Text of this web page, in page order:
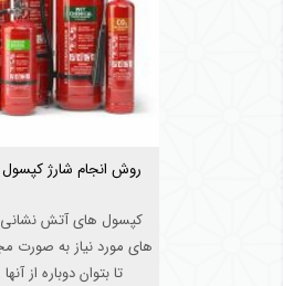
روش انجام شارژ
کپسول های آتش نشانی
های مورد نیاز به صورت
تا بتوان دوباره از